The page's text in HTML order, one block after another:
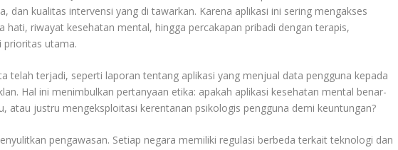
dan kualitas intervensi yang di tawarkan. Karena aplikasi ini sering mengakses
hati, riwayat kesehatan mental, hingga percakapan pribadi dengan terapis,
prioritas utama.
telah terjadi, seperti laporan tentang aplikasi yang menjual data pengguna kepada
Hal ini menimbulkan pertanyaan etika: apakah aplikasi kesehatan mental benar-
atau justru mengeksploitasi kerentanan psikologis pengguna demi keuntungan?
pengawasan. Setiap negara memiliki regulasi berbeda terkait teknologi dan